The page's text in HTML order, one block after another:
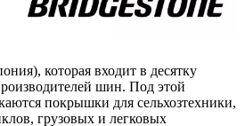
которая входит в десятку
шин. Под этой
покрышки для сельхозтехники,
грузовых и легковых